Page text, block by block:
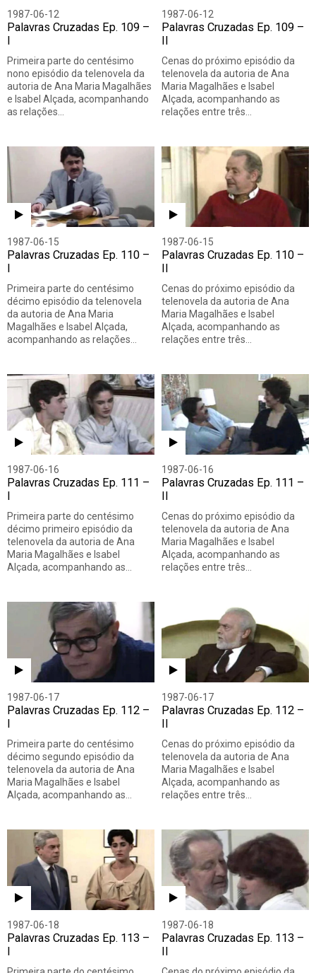
1987-06-12
Palavras Cruzadas Ep. 109 –
Primeira parte do centésimo
nono episódio da telenovela da
autoria de Ana Maria Magalhães
e Isabel Alçada, acompanhando
as relações…
1987-06-12
Palavras Cruzadas Ep. 109 –
Cenas do próximo episódio da
telenovela da autoria de Ana
Maria Magalhães e Isabel
Alçada, acompanhando as
relações entre três…
1987-06-15
Palavras Cruzadas Ep. 110 –
Primeira parte do centésimo
décimo episódio da telenovela
da autoria de Ana Maria
Magalhães e Isabel Alçada,
acompanhando as relações…
1987-06-15
Palavras Cruzadas Ep. 110 –
Cenas do próximo episódio da
telenovela da autoria de Ana
Maria Magalhães e Isabel
Alçada, acompanhando as
relações entre três…
1987-06-16
Palavras Cruzadas Ep. 111 –
Primeira parte do centésimo
décimo primeiro episódio da
telenovela da autoria de Ana
Maria Magalhães e Isabel
Alçada, acompanhando as…
1987-06-16
Palavras Cruzadas Ep. 111 –
Cenas do próximo episódio da
telenovela da autoria de Ana
Maria Magalhães e Isabel
Alçada, acompanhando as
relações entre três…
1987-06-17
Palavras Cruzadas Ep. 112 –
I
Primeira parte do centésimo
décimo segundo episódio da
telenovela da autoria de Ana
Maria Magalhães e Isabel
Alçada, acompanhando as…
1987-06-17
Palavras Cruzadas Ep. 112 –
II
Cenas do próximo episódio da
telenovela da autoria de Ana
Maria Magalhães e Isabel
Alçada, acompanhando as
relações entre três…
1987-06-18
Palavras Cruzadas Ep. 113 –
I
1987-06-18
Palavras Cruzadas Ep. 113 –
II